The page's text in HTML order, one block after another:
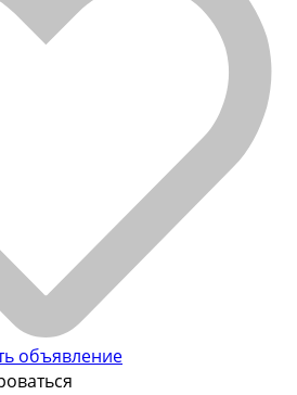
объявление